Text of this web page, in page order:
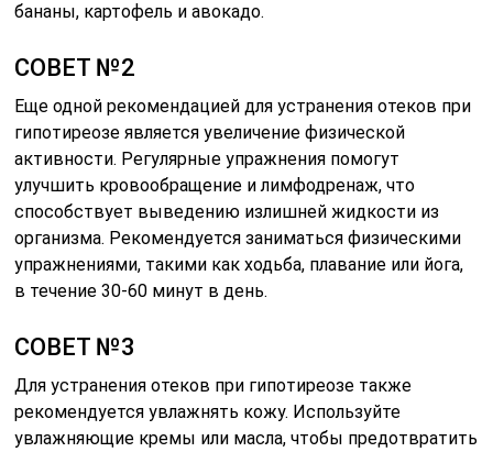
бананы, картофель и авокадо.
СОВЕТ №2
Еще одной рекомендацией для устранения отеков при
гипотиреозе является увеличение физической
активности. Регулярные упражнения помогут
улучшить кровообращение и лимфодренаж, что
способствует выведению излишней жидкости из
организма. Рекомендуется заниматься физическими
упражнениями, такими как ходьба, плавание или йога,
в течение 30-60 минут в день.
СОВЕТ №3
Для устранения отеков при гипотиреозе также
рекомендуется увлажнять кожу. Используйте
увлажняющие кремы или масла, чтобы предотвратить